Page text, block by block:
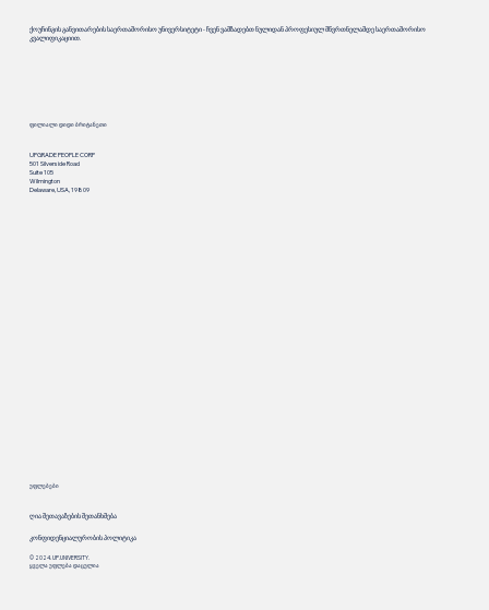
ქოუჩინგის განვითარების საერთაშორისო უნივერსიტეტი - ჩვენ ვამზადებთ ნულიდან პროფესიულ მწვრთნელამდე საერთაშორისო
კვალიფიკაციით.
ფილიალი დიდი ბრიტანეთი
UPGRADE PEOPLE CORP
501 Silverside Road
Suite 105
Wilmington
Delaware, USA, 19809
უფლებები
ღია შეთავაზების შეთანხმება
კონფიდენციალურობის პოლიტიკა
© 2024. UP.UNIVERSITY.
ყველა უფლება დაცულია